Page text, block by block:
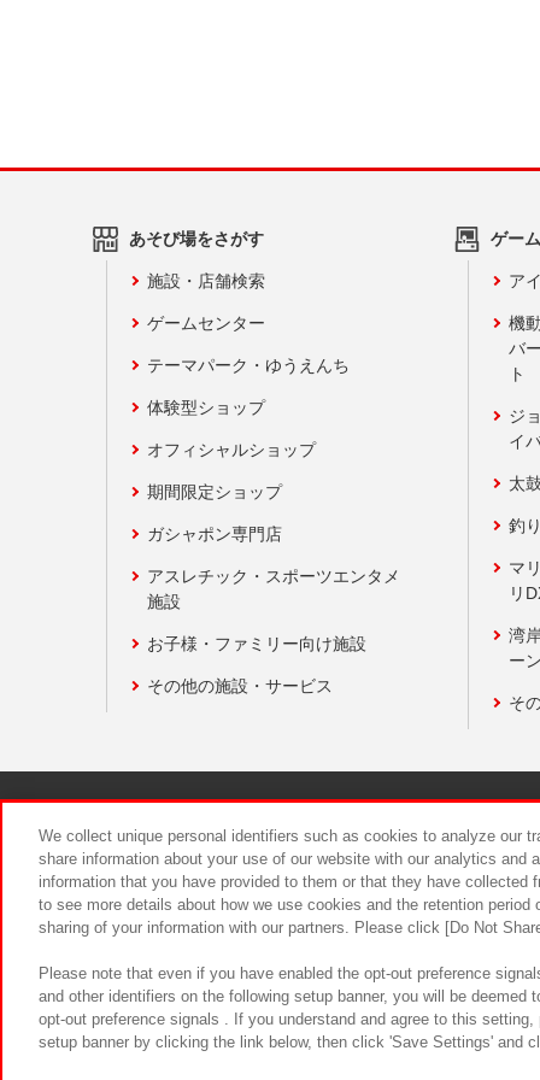
あそび場をさがす
施設・店舗検索
ゲームセンター
テーマパーク・ゆうえんち
体験型ショップ
オフィシャルショップ
期間限定ショップ
ガシャポン専門店
アスレチック・スポーツエンタメ
施設
お子様・ファミリー向け施設
その他の施設・サービス
ゲー
ア
機
バ
ト
ジ
イ
太
釣
マ
リ
湾
ー
そ
食品のご
We collect unique personal identifiers such as cookies to analyze our
share information about your use of our website with our analytics and
information that you have provided to them or that they have
to see more details about how we use cookies and the retention
sharing of your information with our partners. Please click [Do Not
Please note that even if you have enabled the opt-out preference
and other identifiers on the following setup banner, you will be
opt-out preference signals . If you understand and agree to this
setup banner by clicking the link below, then click 'Save Settings' and